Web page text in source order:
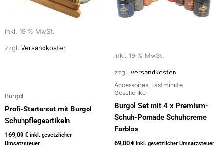
inkl. 19 % MwSt.
zzgl. Versandkosten
Burgol
Profi-Starterset mit Burgol
Schuhpflegeartikeln
169,00 € inkl. gesetzlicher
Umsatzsteuer
inkl. 19 % MwSt.
zzgl. Versandkosten
Accessoires, Lastminute
Geschenke
Burgol Set mit 4 x Premium-
Schuh-Pomade Schuhcreme
Farblos
69,00 € inkl. gesetzlicher Umsatzsteuer